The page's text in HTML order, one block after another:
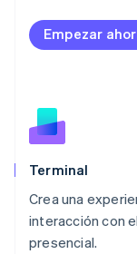
Empezar
Terminal
Crea una
interacción con
presencial.
Lituania
English
Malta
México
Noruega
English
Nueva